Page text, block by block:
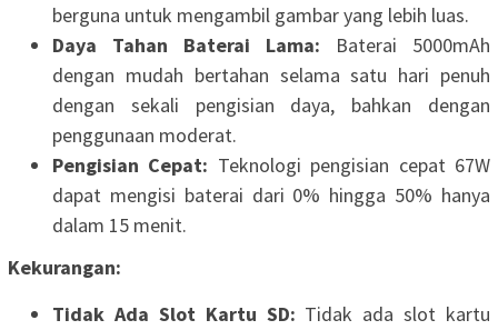
berguna untuk mengambil gambar yang lebih luas.
Daya Tahan Baterai Lama: Baterai 5000mAh
dengan mudah bertahan selama satu hari penuh
dengan sekali pengisian daya, bahkan dengan
penggunaan moderat.
Pengisian Cepat: Teknologi pengisian cepat 67W
dapat mengisi baterai dari 0% hingga 50% hanya
dalam 15 menit.
Kekurangan:
Tidak Ada Slot Kartu SD: Tidak ada slot kartu